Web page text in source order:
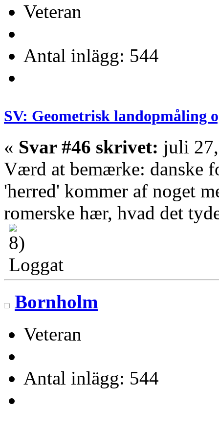
Veteran
Antal inlägg: 544
SV: Geometrisk landopmåling
« Svar #46 skrivet: juli
Værd at bemærke: danske
'herred' kommer af noget
romerske hær, hvad det
Loggat
Bornholm
Veteran
Antal inlägg: 544